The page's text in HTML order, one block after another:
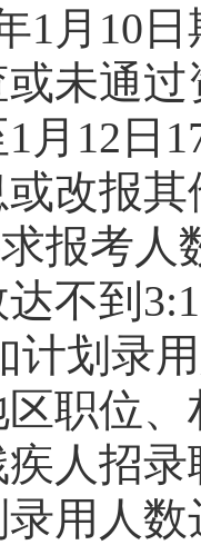
1月 10
或未通
1月 12 日
改报
报考人
不到 3:1
计划录
职位
人招录
用人数